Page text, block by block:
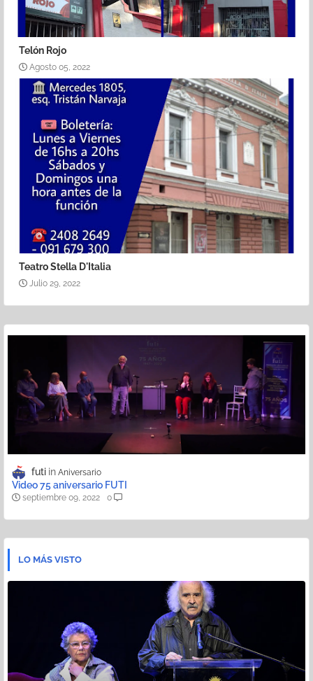
Telón Rojo
Agosto 05, 2022
Teatro Stella D'Italia
Julio 29, 2022
futi Aniversario
Video 75 aniversario FUTI
septiembre 09, 2022 0
LO MÁS VISTO